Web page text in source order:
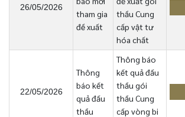
26/05/2026
tham gia
đề xuất
thầu Cung
cấp vật tư
hóa chất
22/05/2026
Thông
báo kết
quả đấu
thầu
Thông báo
kết quả đấu
thầu gói
thầu Cung
cấp vòng bi